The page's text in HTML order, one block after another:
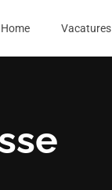
Home Vacatures